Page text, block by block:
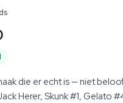
die er echt is — niet
Herer, Skunk #1, Gelato